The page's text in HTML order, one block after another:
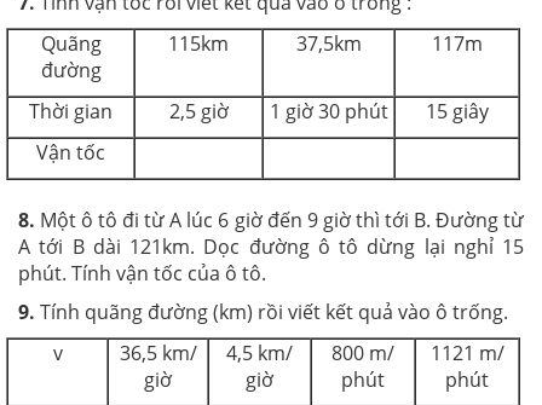
Quãng
đường
115km 37,5km 117m
Thời gian 2,5 giờ 1 giờ 30 phút
15 giây
Vận tốc
8. Một ô tô đi từ A lúc 6 giờ đến 9 giờ thì tới B. Đường từ
A tới B dài 121km. Dọc đường ô tô dừng lại nghỉ 15
phút. Tính vận tốc của ô tô.
9. Tính quãng đường (km) rồi viết kết quả vào ô trống.
v
36,5 km/
giờ
4,5 km/
giờ
800 m/
phút
1121 m/
phút